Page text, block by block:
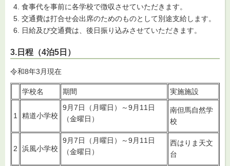
食事代を事前に各学校で徴収させていただきます。
交通費は打合せ会出席のためのものとして別途支給します。
日給及び交通費は、後日振り込みさせていただきます。
3.日程（4泊5日）
令和8年3月現在
学校名 期間 実施施設
1 精道小学校
9月7日（月曜日）～9月11日
（金曜日）
南但馬自然学
校
2 浜風小学校
9月7日（月曜日）～9月11日
（金曜日）
西はりま天文
台